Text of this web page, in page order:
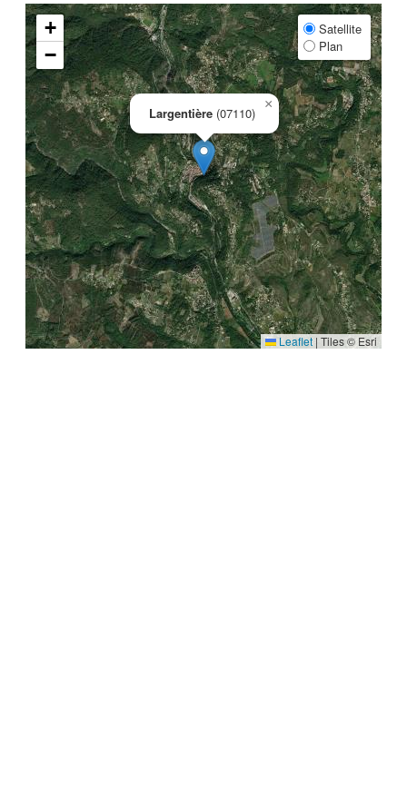
Largentière (07110)
×
+
−
Satellite
Plan
Leaflet | Tiles © Esri